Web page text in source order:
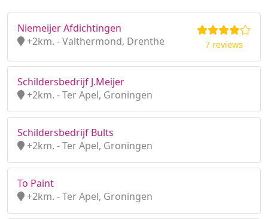
Niemeijer Afdichtingen
+2km. - Valthermond, Drenthe
7 reviews
Schildersbedrijf J.Meijer
+2km. - Ter Apel, Groningen
Schildersbedrijf Bults
+2km. - Ter Apel, Groningen
To Paint
+2km. - Ter Apel, Groningen